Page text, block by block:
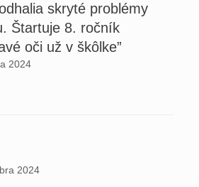
skryté problémy
Štartuje 8. ročník
oči už v škôlke”
2024
2024